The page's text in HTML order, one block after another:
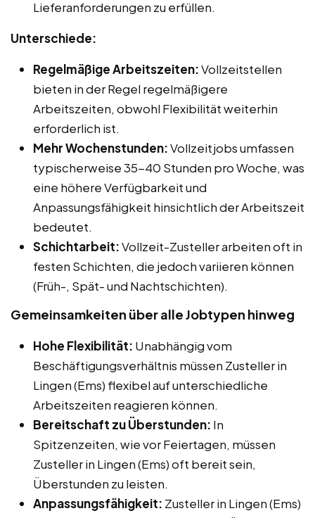
Lieferanforderungen zu erfüllen.
Unterschiede:
Regelmäßige Arbeitszeiten:Vollzeitstellen
bieten in der Regel regelmäßigere
Arbeitszeiten, obwohl Flexibilität weiterhin
erforderlich ist.
Mehr Wochenstunden:Vollzeitjobs umfassen
typischerweise 35-40 Stunden pro Woche, was
eine höhere Verfügbarkeit und
Anpassungsfähigkeit hinsichtlich der Arbeitszeit
bedeutet.
Schichtarbeit:Vollzeit-Zusteller arbeiten oft in
festen Schichten, die jedoch variieren können
(Früh-, Spät- und Nachtschichten).
Gemeinsamkeiten über alle Jobtypen hinweg
Hohe Flexibilität: Unabhängig vom
Beschäftigungsverhältnis müssen Zusteller in
Lingen (Ems) flexibel auf unterschiedliche
Arbeitszeiten reagieren können.
Bereitschaft zu Überstunden: In
Spitzenzeiten, wie vor Feiertagen, müssen
Zusteller in Lingen (Ems) oft bereit sein,
Überstunden zu leisten.
Anpassungsfähigkeit: Zusteller in Lingen (Ems)